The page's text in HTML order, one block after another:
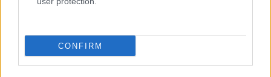
CONFIRM
mtothorsi•2020. május 15.
Víg Podcast néven új műsort indít a Vígszínház. A